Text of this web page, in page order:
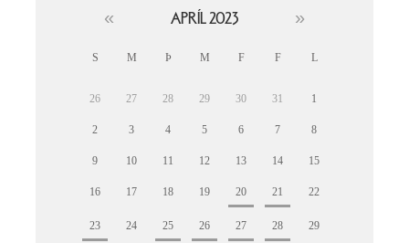
APRÍL2023
S M Þ M F F L
26 27 28 29 30 31 1
2 3 4 5 6 7 8
9 10 11 12 13 14 15
16 17 18 19 20 21 22
23 24 25 26 27 28 29